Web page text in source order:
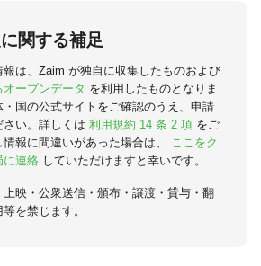
関する補足
報は、Zaim が独自に収集したものおよび
ープンデータ を利用したものとなりま
国の公式サイトをご確認のうえ、申請
い。詳しくは 利用規約 14 条 2 項 をご
報に間違いがあった場合は、
ここをク
に連絡 していただけますと幸いです。
上映・公衆送信・頒布・譲渡・貸与・翻
を禁じます。